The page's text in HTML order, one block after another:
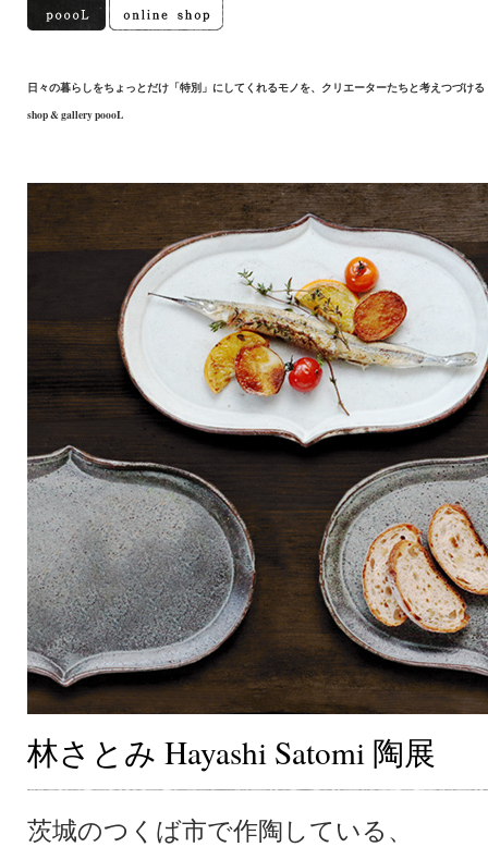
日々の暮らしをちょっとだけ「特別」にしてくれるモノを、クリエーターたちと考えつづける
shop & gallery poooL
林さとみ Hayashi Satomi 陶展
茨城のつくば市で作陶している、